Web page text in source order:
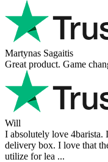
Martynas Sagaitis
Great product. Game
Will
I absolutely love 4barista.
delivery box. I love that
utilize for lea ...